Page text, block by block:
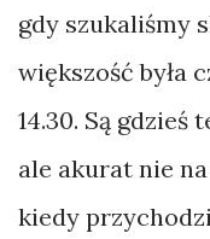
gdy szukaliśmy
większość była
14.30. Są gdzieś
ale akurat nie
kiedy